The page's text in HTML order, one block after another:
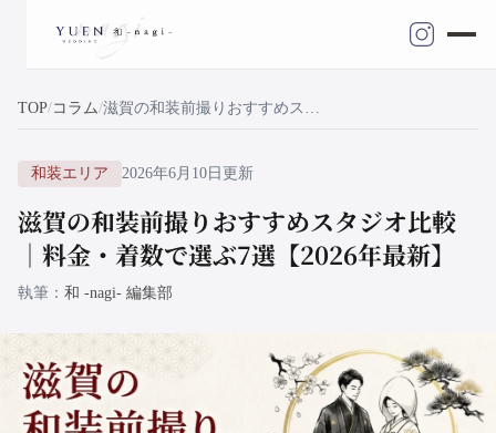
TOP コラム 滋賀の和装前撮りおすすめスタジオ比較｜料金・着数で選ぶ7選【2026年最新】
和装エリア 2026年6月10日更新
滋賀の和装前撮りおすすめスタジオ比較
｜料金・着数で選ぶ7選【2026年最新】
執筆 和 -nagi- 編集部